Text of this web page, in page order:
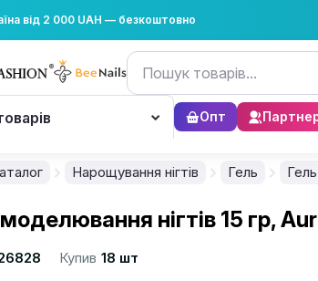
від 2 000 UAH — безкоштовно
Опт
Нарощування нігтів Гель
нігтів 15 гр,
Купив 18 шт